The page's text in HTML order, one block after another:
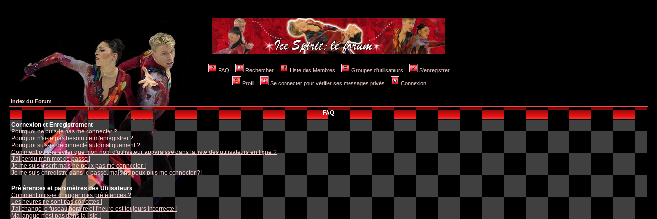
FAQ Rechercher Liste des Membres Groupes d'utilisateurs S'enregistrer
Profil Se connecter pour vérifier ses messages privés Connexion
Index du Forum
FAQ
Connexion et Enregistrement
Pourquoi ne puis-je pas me connecter ?
Pourquoi n'ai-je pas besoin de m'enregistrer ?
Pourquoi suis-je déconnecté automatiquement ?
Comment puis-je éviter que mon nom d'utilisateur apparaisse dans la liste des utilisateurs en ligne ?
J'ai perdu mon mot de passe !
Je me suis inscrit mais ne peux pas me connecter !
Je me suis enregistré dans le passé, mais ne peux plus me connecter ?!
Préférences et paramètres des Utilisateurs
Comment puis-je changer mes préférences ?
Les heures ne sont pas correctes !
J'ai changé le fuseau horaire et l'heure est toujours incorrecte !
Ma langue n'est pas dans la liste !